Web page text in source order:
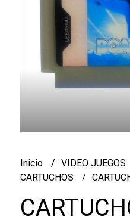
Inicio VIDEO JUEGOS
CARTUCHOS